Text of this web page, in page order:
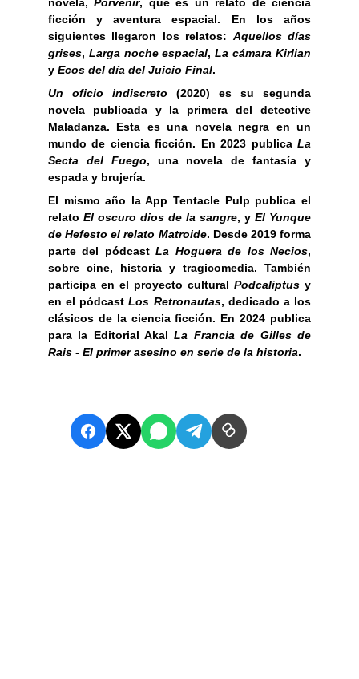
ficción y aventura espacial. En los años
siguientes llegaron los relatos: Aquellos días
grises, Larga noche espacial,La cámara Kirlian
y Ecos del día del Juicio Final.
Un oficio indiscreto (2020) es su segunda
novela publicada y la primera del detective
Maladanza. Esta es una novela negra en un
mundo de ciencia ficción. En 2023 publica La
Secta del Fuego, una novela de fantasía y
espada y brujería.
El mismo año la App Tentacle Pulp publica el
relato El oscuro dios de la sangre, y El Yunque
de Hefesto el relato Matroide. Desde 2019 forma
parte del pódcastLa Hoguera de los Necios,
sobre cine, historia y tragicomedia. También
participa en el proyecto cultural Podcaliptusy
en el pódcastLos Retronautas, dedicado a los
clásicos de la ciencia ficción. En 2024 publica
para la Editorial AkalLa Francia de Gilles de
Rais - El primer asesino en serie de la historia.